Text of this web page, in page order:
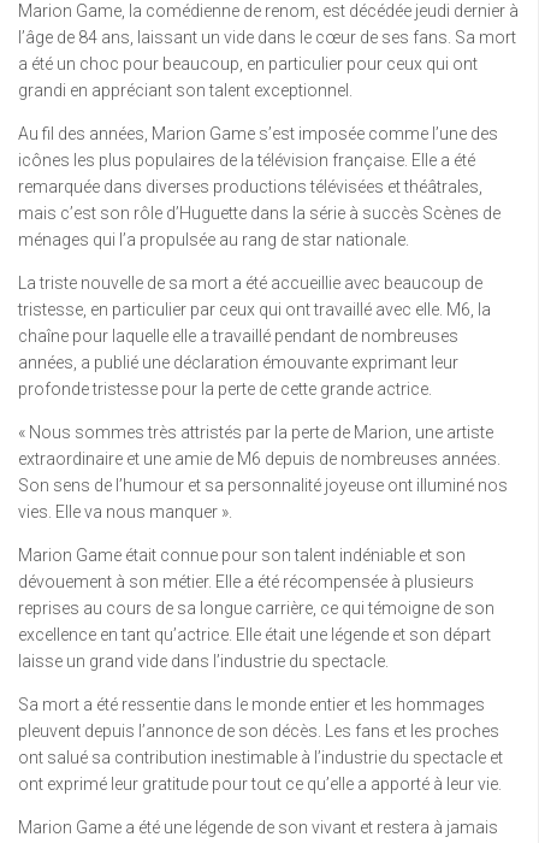
Marion Game, la comédienne de renom, est décédée jeudi dernier à
l’âge de 84 ans, laissant un vide dans le cœur de ses fans. Sa mort
a été un choc pour beaucoup, en particulier pour ceux qui ont
grandi en appréciant son talent exceptionnel.
Au fil des années, Marion Game s’est imposée comme l’une des
icônes les plus populaires de la télévision française. Elle a été
remarquée dans diverses productions télévisées et théâtrales,
mais c’est son rôle d’Huguette dans la série à succès Scènes de
ménages qui l’a propulsée au rang de star nationale.
La triste nouvelle de sa mort a été accueillie avec beaucoup de
tristesse, en particulier par ceux qui ont travaillé avec elle. M6, la
chaîne pour laquelle elle a travaillé pendant de nombreuses
années, a publié une déclaration émouvante exprimant leur
profonde tristesse pour la perte de cette grande actrice.
« Nous sommes très attristés par la perte de Marion, une artiste
extraordinaire et une amie de M6 depuis de nombreuses années.
Son sens de l’humour et sa personnalité joyeuse ont illuminé nos
vies. Elle va nous manquer ».
Marion Game était connue pour son talent indéniable et son
dévouement à son métier. Elle a été récompensée à plusieurs
reprises au cours de sa longue carrière, ce qui témoigne de son
excellence en tant qu’actrice. Elle était une légende et son départ
laisse un grand vide dans l’industrie du spectacle.
Sa mort a été ressentie dans le monde entier et les hommages
pleuvent depuis l’annonce de son décès. Les fans et les proches
ont salué sa contribution inestimable à l’industrie du spectacle et
ont exprimé leur gratitude pour tout ce qu’elle a apporté à leur vie.
Marion Game a été une légende de son vivant et restera à jamais